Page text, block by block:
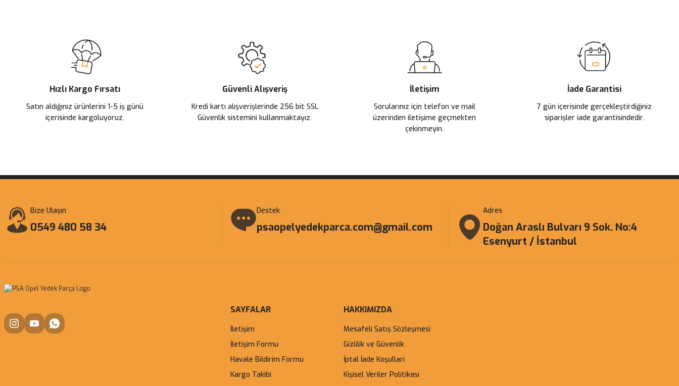
Ürün açıklamasında eksik bilgiler bulunuyor.
Ürün bilgilerinde hatalar bulunuyor.
Ürün fiyatı diğer sitelerden daha pahalı.
Bu ürüne benzer farklı alternatifler olmalı.
Hızlı Kargo Fırsatı
Satın aldığınız ürünlerini 1-5 iş günü
içerisinde kargoluyoruz.
Güvenli Alışveriş
Kredi kartı alışverişlerinde 256 bit SSL
Güvenlik sistemini kullanmaktayız.
İletişim
Sorularınız için telefon ve mail
üzerinden iletişime geçmekten
çekinmeyin.
İade Garantisi
7 gün içerisinde gerçekleştirdiğiniz
siparişler iade garantisindedir.
Bize Ulaşın
0549 480 58 34
Destek
psaopelyedekparca.com@gmail.com
Adres
Doğan Araslı Bulvarı 9 Sok. No:4
Esenyurt / İstanbul
SAYFALAR
İletişim
İletişim Formu
Havale Bildirim Formu
Kargo Takibi
HAKKIMIZDA
Mesafeli Satış Sözleşmesi
Gizlilik ve Güvenlik
İptal İade Koşullari
Kişisel Veriler Politikası